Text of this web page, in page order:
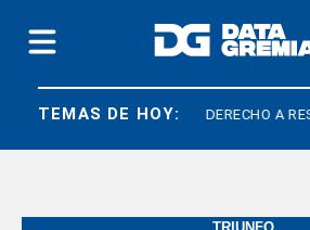
TEMAS DE HOY:
QUÍMICOS DERECHO A RESPUESTA